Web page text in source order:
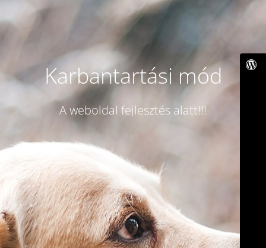
Karbantartási mód
A weboldal fejlesztés alatt!!!